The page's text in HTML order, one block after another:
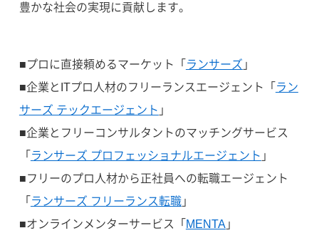
豊かな社会の実現に貢献します。
■プロに直接頼めるマーケット「 ランサーズ 」
■企業とITプロ人材のフリーランスエージェント「 ラン
サーズ テックエージェント 」
■企業とフリーコンサルタントのマッチングサービス
「 ランサーズ プロフェッショナルエージェント 」
■フリーのプロ人材から正社員への転職エージェント
「 ランサーズ フリーランス転職」
■オンラインメンターサービス「 MENTA」